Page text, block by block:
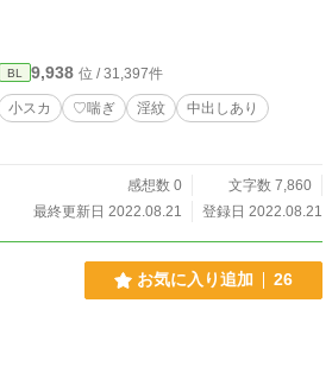
BL 9,938 位 / 31,397件
小スカ ♡喘ぎ 淫紋
中出しあり
感想数 0
文字数 7,860
最終更新日 2022.08.21
登録日 2022.08.21
お気に入り追加 26